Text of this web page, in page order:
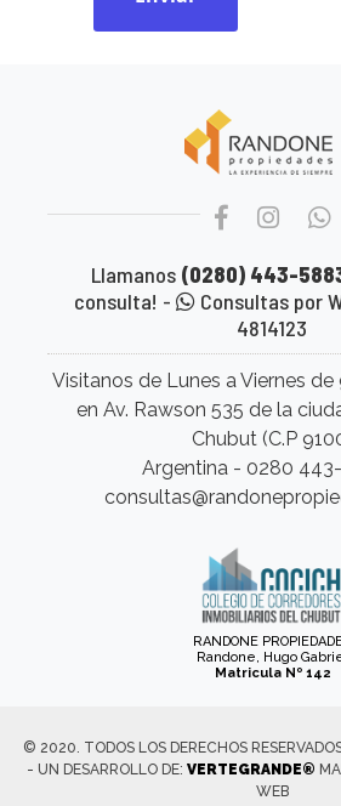
Llamanos (0280) 443-
consulta! -
Consultas por
4814123
Visitanos de Lunes a Viernes de
en Av. Rawson 535 de la
Chubut (C.P
Argentina - 0280
RANDONE
Randone, Hugo
Matricula Nº 142
© 2020. TODOS LOS DERECHOS
- UN DESARROLLO DE: VERTEGRANDE®
WEB